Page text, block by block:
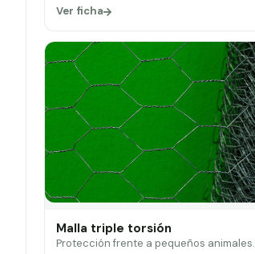
Ver ficha
Malla triple torsión
Protección frente a pequeños animales.